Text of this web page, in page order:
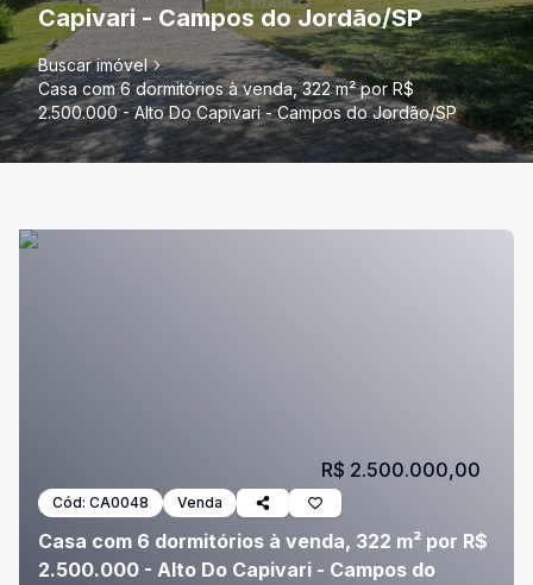
Capivari - Campos do Jordão/SP
Buscar imóvel
Casa com 6 dormitórios à venda, 322 m² por R$
2.500.000 - Alto Do Capivari - Campos do Jordão/SP
Cód: CA0048 Venda
Casa com 6 dormitórios à venda, 322 m² por R$
2.500.000 - Alto Do Capivari - Campos do
R$ 2.500.000,00